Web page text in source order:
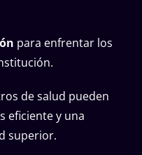
para enfrentar los
de salud pueden
eficiente y una
superior.